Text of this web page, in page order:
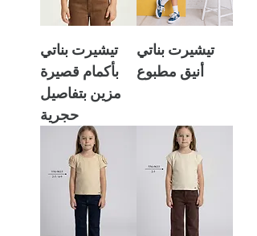
تيشيرت بناتي
أنيق مطبوع
تيشيرت بناتي
بأكمام قصيرة
مزين بتفاصيل
حجرية